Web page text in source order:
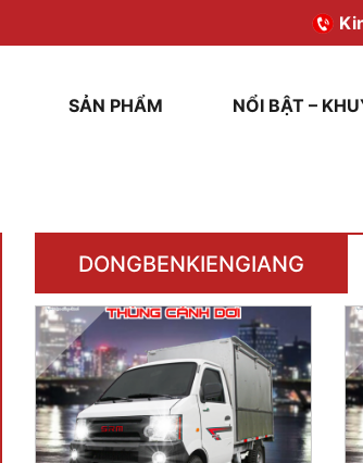
SẢN PHẨM NỔI BẬT –
DONGBENKIENGIANG